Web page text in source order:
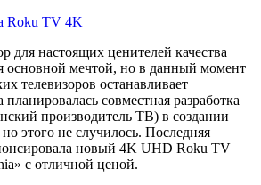
для настоящих ценителей качества
основной мечтой, но в данный момент
телевизоров останавливает
совместная разработка
производитель ТВ) в создании
этого не случилось. Последняя
новый 4K UHD Roku TV
с отличной ценой.